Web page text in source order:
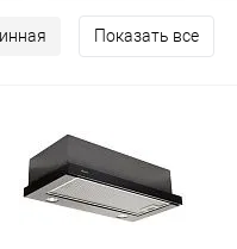
Показать все